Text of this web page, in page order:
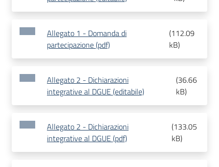
Allegato 1 - Domanda di
partecipazione (pdf)
(112.09
kB)
Allegato 2 - Dichiarazioni
integrative al DGUE (editabile)
(36.66
kB)
Allegato 2 - Dichiarazioni
integrative al DGUE (pdf)
(133.05
kB)